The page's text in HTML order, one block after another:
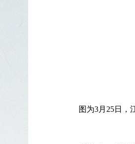
图为3月25日，